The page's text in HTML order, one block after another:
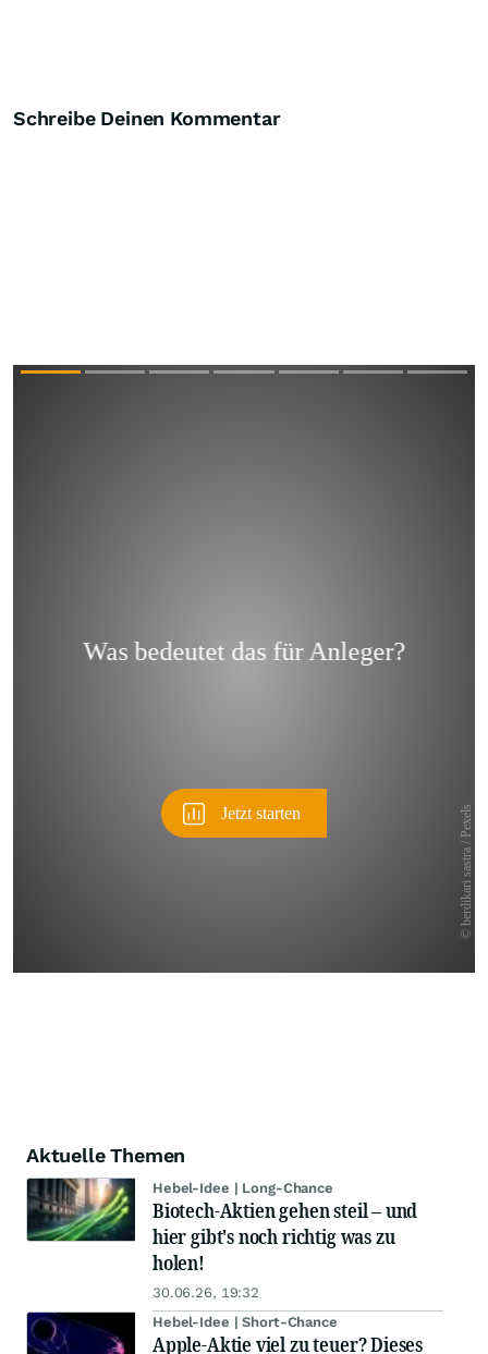
Schreibe Deinen Kommentar
Überspringen
Aktuelle Themen
Hebel-Idee | Long-Chance
Biotech-Aktien gehen steil – und
hier gibt's noch richtig was zu
holen!
30.06.26, 19:32
Hebel-Idee | Short-Chance
Apple-Aktie viel zu teuer? Dieses